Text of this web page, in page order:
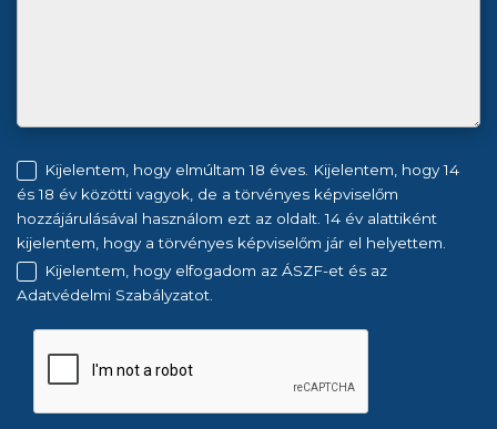
Kijelentem, hogy elmúltam 18 éves. Kijelentem, hogy 14
és 18 év közötti vagyok, de a törvényes képviselőm
hozzájárulásával használom ezt az oldalt. 14 év alattiként
kijelentem, hogy a törvényes képviselőm jár el helyettem.
Kijelentem, hogy elfogadom az ÁSZF-et és az
Adatvédelmi Szabályzatot.